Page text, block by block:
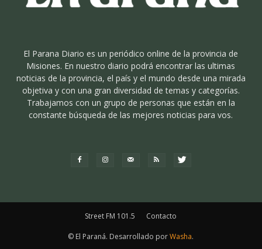
El Parana Diario es un periódico online de la provincia de
Misiones. En nuestro diario podrá encontrar las ultimas
noticias de la provincia, el país y el mundo desde una mirada
objetiva y con una gran diversidad de temas y categorías.
Trabajamos con un grupo de personas que están en la
constante búsqueda de las mejores noticias para vos.
Street FM 101.5 Contacto
© El Paraná. Desarrollado porWasha.